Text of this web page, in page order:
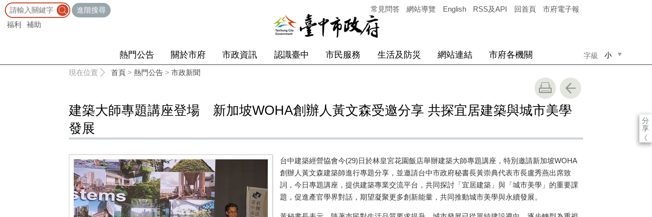
進階搜尋
福利
補助
常見問答 網站導覽 English RSS及API 回首頁 市府電子報
字級 小
熱門公告 關於市府 市政資訊 認識臺中 市民服務 生活及防災 網站連結 市府各機關
現在位置 首頁 > 熱門公告 > 市政新聞
分
享
《
建築大師專題講座登場 新加坡WOHA創辦人黃文森受邀分享 共探宜居建築與城市美學
發展
台中建築經營協會今(29)日於林皇宮花園飯店舉辦建築大師專題講座，特別邀請新加坡WOHA
創辦人黃文森建築師進行專題分享，並邀請台中市政府秘書長黃崇典代表市長盧秀燕出席致
詞，今日專題講座，提供建築專業交流平台，共同探討「宜居建築」與「城市美學」的重要課
題，促進產官學界對話，期望凝聚更多創新能量，共同推動城市美學與永續發展。